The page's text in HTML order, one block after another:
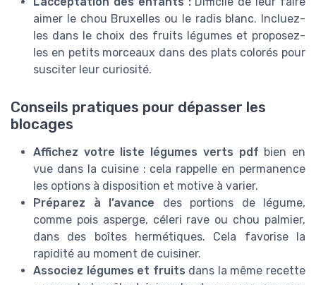
aimer le chou Bruxelles ou le radis blanc. Incluez-
les dans le choix des fruits légumes et proposez-
les en petits morceaux dans des plats colorés pour
susciter leur curiosité.
Conseils pratiques pour dépasser les
blocages
Affichez votre liste légumes verts pdf bien en
vue dans la cuisine : cela rappelle en permanence
les options à disposition et motive à varier.
Préparez à l’avance des portions de légume,
comme pois asperge, céleri rave ou chou palmier,
dans des boîtes hermétiques. Cela favorise la
rapidité au moment de cuisiner.
Associez légumes et fruits dans la même recette